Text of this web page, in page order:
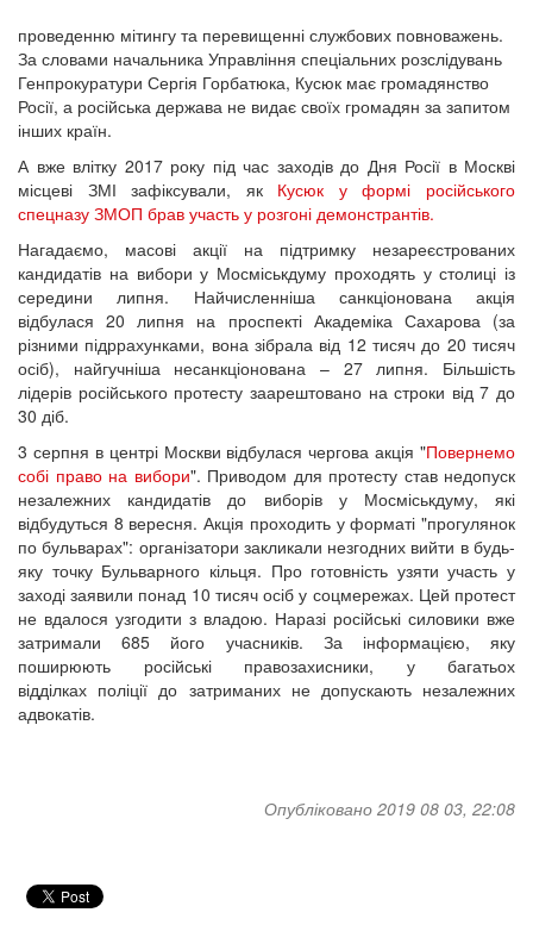
проведенню мітингу та перевищенні службових повноважень.
За словами начальника Управління спеціальних розслідувань
Генпрокуратури Сергія Горбатюка, Кусюк має громадянство
Росії, а російська держава не видає своїх громадян за запитом
інших країн.
А вже влітку 2017 року під час заходів до Дня Росії в Москві
місцеві ЗМІ зафіксували, як Кусюк у формі російського
спецназу ЗМОП брав участь у розгоні демонстрантів.
Нагадаємо, масові акції на підтримку незареєстрованих
кандидатів на вибори у Мосміськдуму проходять у столиці із
середини липня. Найчисленніша санкціонована акція
відбулася 20 липня на проспекті Академіка Сахарова (за
різними підррахунками, вона зібрала від 12 тисяч до 20 тисяч
осіб), найгучніша несанкціонована – 27 липня. Більшість
лідерів російського протесту заарештовано на строки від 7 до
30 діб.
3 серпня в центрі Москви відбулася чергова акція "Повернемо
собі право на вибори". Приводом для протесту став недопуск
незалежних кандидатів до виборів у Мосміськдуму, які
відбудуться 8 вересня. Акція проходить у форматі "прогулянок
по бульварах": організатори закликали незгодних вийти в будь-
яку точку Бульварного кільця. Про готовність узяти участь у
заході заявили понад 10 тисяч осіб у соцмережах. Цей протест
не вдалося узгодити з владою. Наразі російські силовики вже
затримали 685 його учасників. За інформацією, яку
поширюють російські правозахисники, у багатьох
відділках поліції до затриманих не допускають незалежних
адвокатів.
Опубліковано 2019 08 03, 22:08